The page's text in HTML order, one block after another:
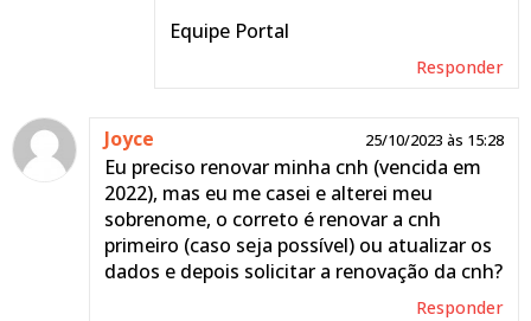
Equipe Portal
Responder
Joyce 25/10/2023 às 15:28
Eu preciso renovar minha cnh (vencida em
2022), mas eu me casei e alterei meu
sobrenome, o correto é renovar a cnh
primeiro (caso seja possível) ou atualizar os
dados e depois solicitar a renovação da cnh?
Responder